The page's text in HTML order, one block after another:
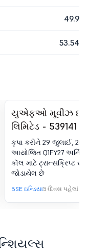
49.9
53.54
યુએફઓ મૂવીઝ
લિમિટેડ - 539141
(એલઓડીઆર) હેઠળ
- કમાણી કૉલ
કૃપા કરીને 29 જુલાઈ,
આયોજિત Q1FY27
કૉલ માટે ટ્રાન્સક્રિપ્ટ
જોડાયેલ છે
BSE ઇન્ડિયા5 દિવસ પહેલાં